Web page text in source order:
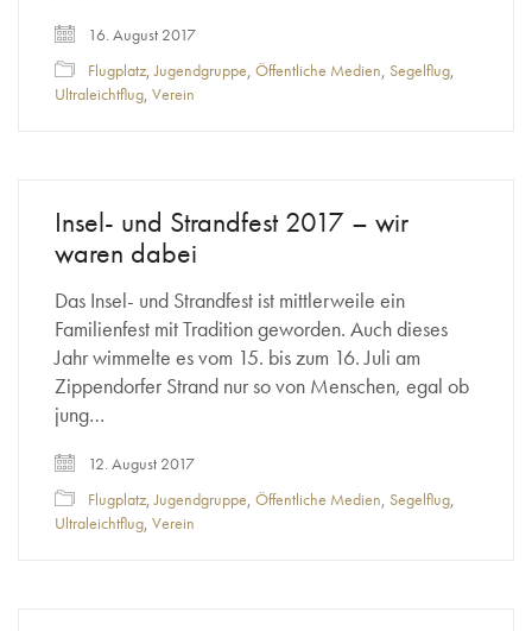
16. August 2017
Flugplatz,Jugendgruppe, Öffentliche Medien, Segelflug,
Ultraleichtflug, Verein
Insel- und Strandfest 2017 – wir
waren dabei
Das Insel- und Strandfest ist mittlerweile ein
Familienfest mit Tradition geworden. Auch dieses
Jahr wimmelte es vom 15. bis zum 16. Juli am
Zippendorfer Strand nur so von Menschen, egal ob
jung…
12. August 2017
Flugplatz,Jugendgruppe, Öffentliche Medien, Segelflug,
Ultraleichtflug, Verein